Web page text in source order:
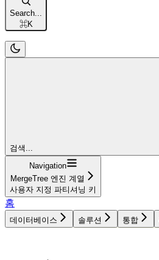
Search...
⌘K
검색...
Navigation
MergeTree 엔진 계열
사용자 지정 파티셔닝 키
홈
데이터베이스 솔루션 통합